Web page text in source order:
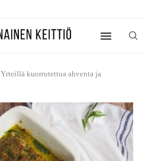
Yrteillä kuorrutettua ahventa ja